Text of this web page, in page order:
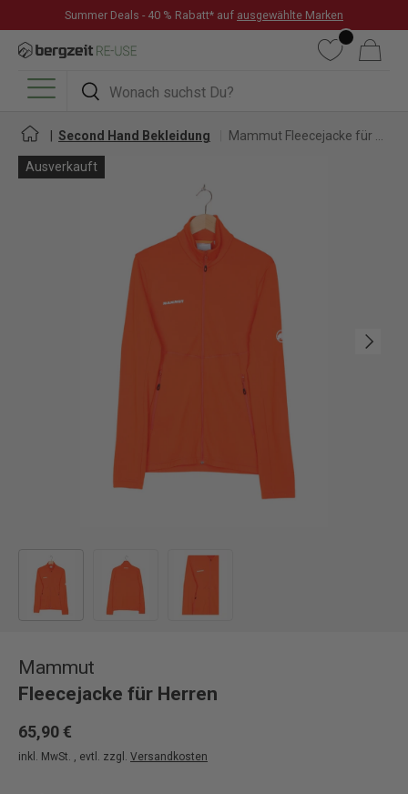
DIREKT ZUM INHALT
Summer Deals - 40 % Rabatt* auf ausgewählte Marken
Suchen
Suchen
WunschlisteWarenkorb
Menü
Second Hand Bekleidung
Ausverkauft
Nächste
Mammut
Fleecejacke für Herren
65,90 €
inkl. MwSt. , evtl. zzgl. Versandkosten